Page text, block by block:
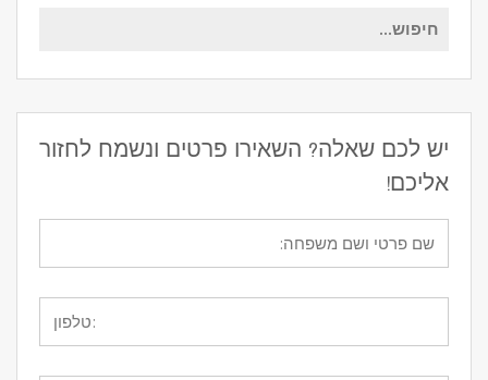
חיפוש
יש לכם שאלה? השאירו פרטים ונשמח לחזור
אליכם!